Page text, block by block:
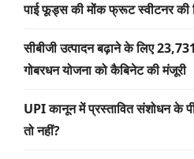
पाई फूड्स की मोंक फ्रूट स्वीटनर की
सीबीजी उत्पादन बढ़ाने के लिए
गोबरधन योजना को कैबिनेट की मंजूरी
UPI कानून में प्रस्तावित संशोधन के
तो नहीं?